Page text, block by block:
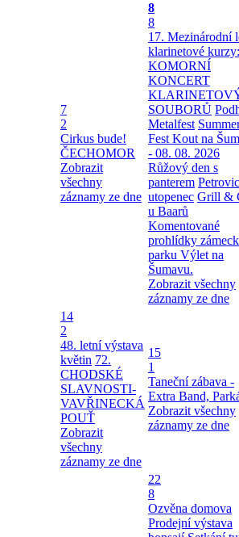
7
2
Cirkus bude!
ČECHOMOR
Zobrazit
všechny
záznamy ze dne
8
8
17. Mezinárodní
klarinetové kurzy:
KOMORNÍ
KONCERT
SOUBORŮ
Metalfest
Fest Kout na
- 08. 08. 2026
Růžový den s
panterem
utopenec Grill &
u Baarů
Komentované
prohlídky
parku Výlet na
Šumavu.
Zobrazit všechny
záznamy ze dne
14
2
48. letní výstava
květin 72.
CHODSKÉ
SLAVNOSTI-
VAVŘINECKÁ
POUŤ
Zobrazit
všechny
záznamy ze dne
15
1
Taneční zábava -
Extra Band,
Zobrazit všechny
záznamy ze dne
22
8
Ozvěna domova
Prodejní výstava